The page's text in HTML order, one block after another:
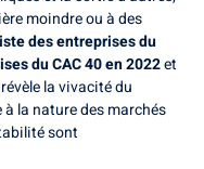
moindre ou à des
des entreprises du
du CAC 40 en 2022et
la vivacité du
la nature des marchés
sont